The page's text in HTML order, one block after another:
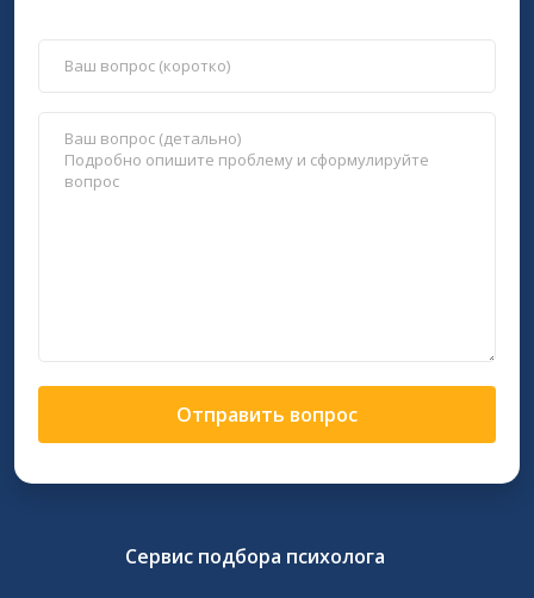
Отправить вопрос
Сервис подбора психолога